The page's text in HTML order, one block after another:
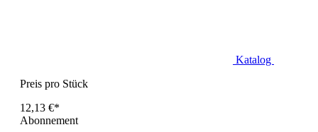
Katalog
Preis pro Stück
12,13 €*
Abonnement